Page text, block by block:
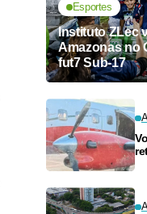
Esportes
Instituto ZLec
Amazonas no
fut7 Sub-17